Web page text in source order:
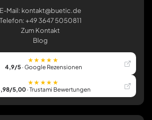
E-Mail: kontakt@buetic.de
Telefon: +49 3647 5050811
Zum Kontakt
Blog
★★★★★
4,9/5· Google Rezensionen
★★★★★
5,00· Trustami Bewertungen